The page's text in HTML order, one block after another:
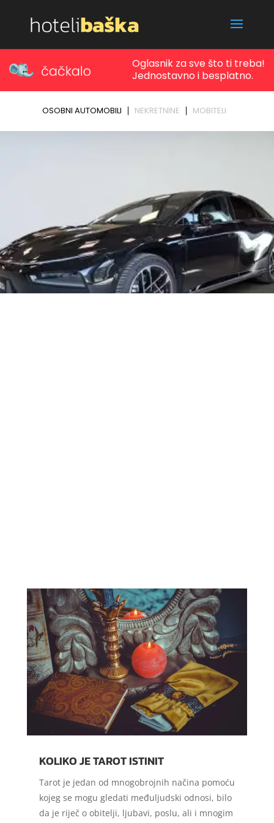
KOLIKO JE TAROT ISTINIT
Tarot je jedan od mnogobrojnih načina pomoću
kojeg se mogu gledati međuljudski odnosi, bilo
da je riječ o obitelji, ljubavi, poslu, ali i mnogim